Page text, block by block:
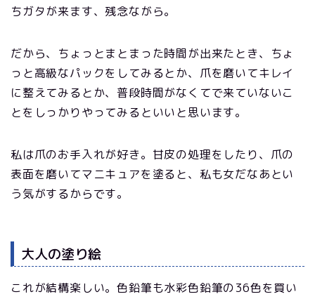
ちガタが来ます、残念ながら。
だから、ちょっとまとまった時間が出来たとき、ちょ
っと高級なパックをしてみるとか、爪を磨いてキレイ
に整えてみるとか、普段時間がなくてで来ていないこ
とをしっかりやってみるといいと思います。
私は爪のお手入れが好き。甘皮の処理をしたり、爪の
表面を磨いてマニキュアを塗ると、私も女だなあとい
う気がするからです。
大人の塗り絵
これが結構楽しい。色鉛筆も水彩色鉛筆の36色を買い